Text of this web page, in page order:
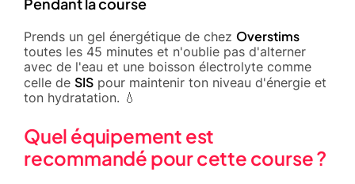
Pendant la course
Prends un gel énergétique de chez Overstims
toutes les 45 minutes et n'oublie pas d'alterner
avec de l'eau et une boisson électrolyte comme
celle de SIS pour maintenir ton niveau d'énergie et
ton hydratation. 💧
Quel équipement est
recommandé pour cette course ?